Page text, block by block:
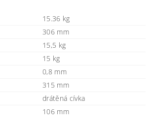
15.36 kg
306 mm
15,5 kg
15 kg
0,8 mm
315 mm
drátěná cívka
106 mm